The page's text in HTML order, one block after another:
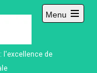
l'excellence de
Menu
Open